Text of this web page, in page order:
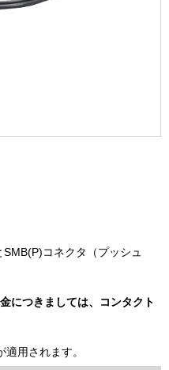
コネクタ（プッシュ
につきましては、コンタクト
用されます。